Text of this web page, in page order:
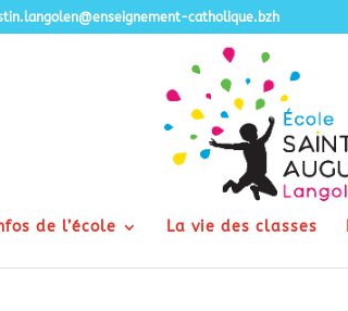
catholique.bzh
de l’école La vie des classes